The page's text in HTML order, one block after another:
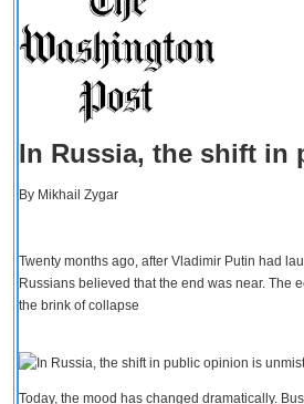
In Russia, the shift in
By Mikhail Zygar
Twenty months ago, after Vladimir Putin had
Russians believed that the end was near. The
the brink of collapse
Today, the mood has changed dramatically.